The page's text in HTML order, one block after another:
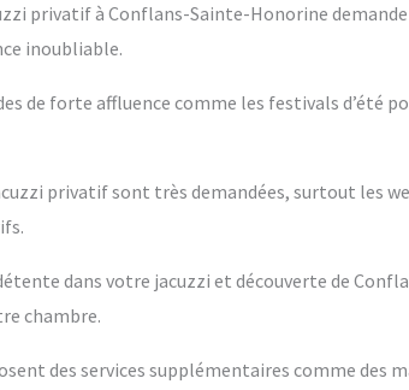
privatif à Conflans-Sainte-Honorine
inoubliable.
de forte affluence comme les festivals
privatif sont très demandées, surtout les
dans votre jacuzzi et découverte de
chambre.
des services supplémentaires comme des